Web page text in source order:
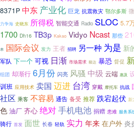
8371P 中东 产业化 巨龙 抗震救灾 鄂尔多斯
力争海 史晓东 所得税 智能交通 Radio SLOC 5.7
1700 Dh16 TB3p Kakao Vidyo Ncast 那些
本 国际会议 发力 王者 招聘 另一种 为是 新
军队 下一个 可视 日渐 市场需求 额达 暴恐 督促
组团 却渐行 6月份 闪亮 风骚 中级 云端 惠及
训班 应用技术 卖国 迈进 台湾 穿戴 摩托车 抗战
社区 乘客 不容易 通告 备受 推荐 跌宕起伏 新
色 油厂 齐心 绝对手机电池 捐赠 患难 服务系
骑行 首发 面世 长春 轻轨 实力 年来 在户外 炎